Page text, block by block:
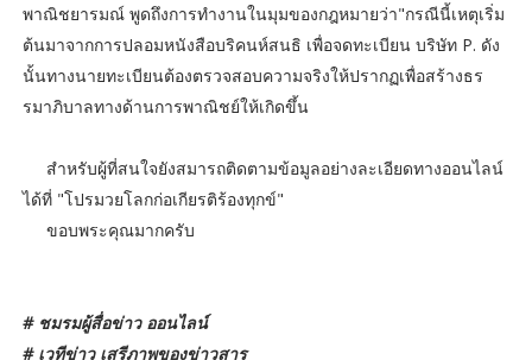
พาณิชยารมณ์ พูดถึงการทำงานในมุมของกฎหมายว่า"กรณีนี้เหตุเริ่ม
ต้นมาจากการปลอมหนังสือบริคนห์สนธิ เพื่อจดทะเบียน บริษัท P. ดัง
นั้นทางนายทะเบียนต้องตรวจสอบความจริงให้ปรากฏเพื่อสร้างธร
รมาภิบาลทางด้านการพาณิชย์ให้เกิดขึ้น
สำหรับผู้ที่สนใจยังสมารถติดตามข้อมูลอย่างละเอียดทางออนไลน์
ได้ที่ "โปรมวยโลกก่อเกียรติร้องทุกข์"
ขอบพระคุณมากครับ
# ชมรมผู้สื่อข่าว ออนไลน์
# เวทีข่าว เสรีภาพของข่าวสาร